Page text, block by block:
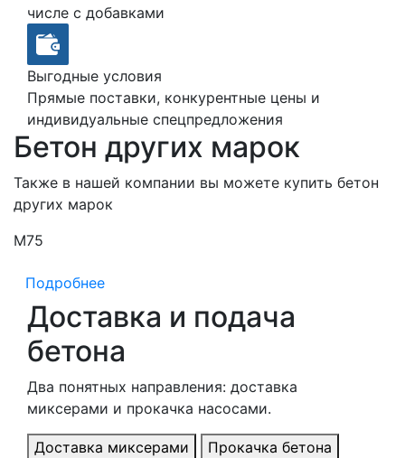
числе с добавками
Выгодные условия
Прямые поставки, конкурентные цены и
индивидуальные спецпредложения
Бетон других марок
Также в нашей компании вы можете купить бетон
других марок
М75
Подробнее
Доставка и подача
бетона
Два понятных направления: доставка
миксерами и прокачка насосами.
Доставка миксерами Прокачка бетона